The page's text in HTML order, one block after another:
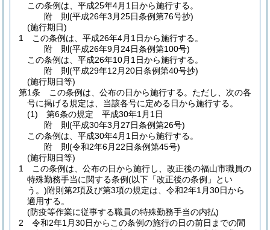
この条例は、平成25年4月1日から施行する。
附 則(平成26年3月25日条例第76号抄)
(施行期日)
1
この条例は、平成26年4月1日から施行する。
附 則(平成26年9月24日条例第100号)
この条例は、平成26年10月1日から施行する。
附 則(平成29年12月20日条例第40号抄)
(施行期日等)
第1条
この条例は、公布の日から施行する。 ただし、次の各
号に掲げる規定は、当該各号に定める日から施行する。
(1)
第6条の規定 平成30年1月1日
附 則(平成30年3月27日条例第26号)
この条例は、平成30年4月1日から施行する。
附 則(令和2年6月22日条例第45号)
(施行期日等)
1
この条例は、公布の日から施行し、改正後の福山市職員の
特殊勤務手当に関する条例(以下「改正後の条例」とい
う。)附則第2項及び第3項の規定は、令和2年1月30日から
適用する。
(防疫等作業に従事する職員の特殊勤務手当の内払)
2
令和2年1月30日からこの条例の施行の日の前日までの間